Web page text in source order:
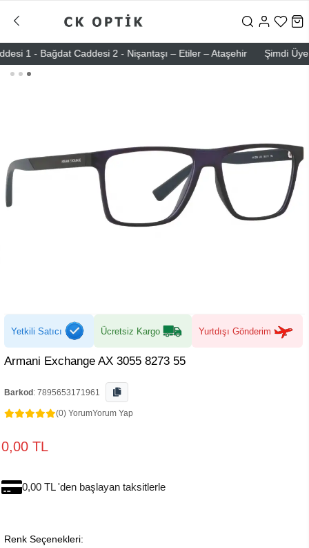
1 - Bağdat Caddesi 2 - Nişantaşı – Etiler – Ataşehir Şimdi Üye ol !
Yetkili Satıcı Ücretsiz Kargo Yurtdışı Gönderim
Armani Exchange AX 3055 8273 55
Barkod : 7895653171961
(0) YorumYorum Yap
0,00 TL
0,00 TL 'den başlayan taksitlerle
Renk Seçenekleri: